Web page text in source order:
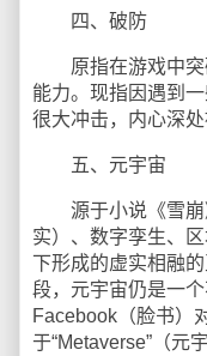
四、破防
原指在游戏中突
能力。现指因遇到
很大冲击，内心深
五、元宇宙
源于小说《雪崩
实）、数字孪生、
下形成的虚实相融
段，元宇宙仍是一
Facebook（脸书）
于“Metaverse”（元